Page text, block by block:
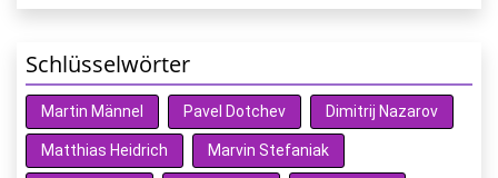
Schlüsselwörter
Martin Männel Pavel Dotchev Dimitrij Nazarov
Matthias Heidrich Marvin Stefaniak